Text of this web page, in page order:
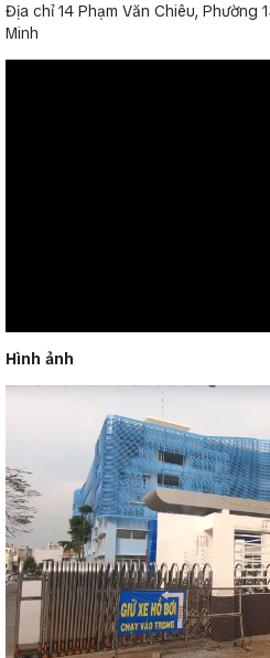
Địa chỉ 14 Phạm Văn Chiêu, Phường
Minh
Hình ảnh